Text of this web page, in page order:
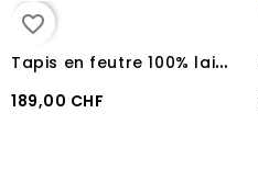
favorite_border
T
apis en feutre 100% laine insert Neoprene Pool's
189,00 CHF